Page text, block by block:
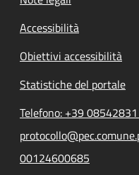
Accessibilità
Obiettivi accessibilità
Statistiche del portale
Telefono: +39 08542831
00124600685